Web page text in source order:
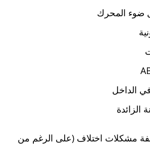
المحرك
الداخل
الزائدة
مشكلات اختلاف (على الرغم من